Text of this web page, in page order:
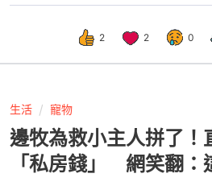
2 2 0
生活 寵物
邊牧為救小主人拼了！
「私房錢」 網笑翻：